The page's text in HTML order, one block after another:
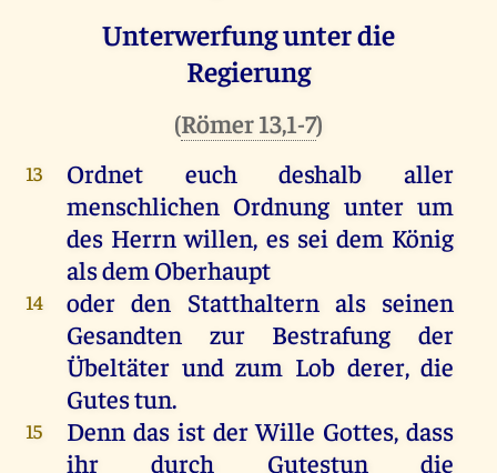
Unterwerfung unter die
Regierung
(Römer 13,1-7)
13 Ordnet euchdeshalballer
menschlichen Ordnung unter um
des Herrn willen, es sei dem König
alsdem Oberhaupt
14 oder den Statthaltern als seinen
Gesandten
zurBestrafungder
Übeltäter und zum Lob derer,die
Gutestun.
15 Denn das ist der Wille Gottes, dass
ihr
durch Gutestundie